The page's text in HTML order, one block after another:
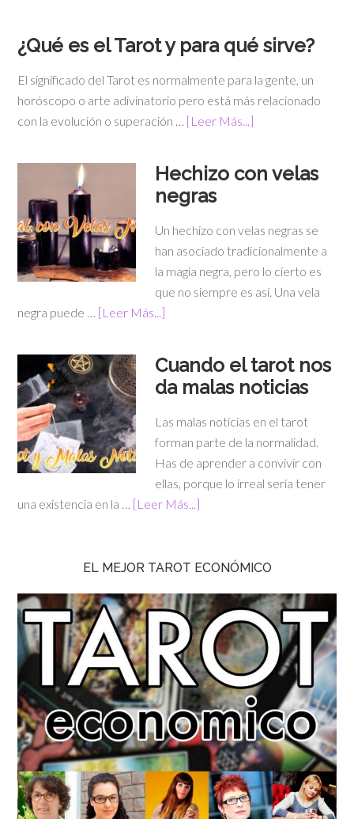
¿Qué es el Tarot y para qué sirve?
El significado del Tarot es normalmente para la gente, un
horóscopo o arte adivinatorio pero está más relacionado
con la evolución o superación … [Leer Más...]
Hechizo con velas
negras
Un hechizo con velas negras se
han asociado tradicionalmente a
la magia negra, pero lo cierto es
que no siempre es así. Una vela
negra puede … [Leer Más...]
Cuando el tarot nos
da malas noticias
Las malas noticias en el tarot
forman parte de la normalidad.
Has de aprender a convivir con
ellas, porque lo irreal sería tener
una existencia en la … [Leer Más...]
EL MEJOR TAROT ECONÓMICO